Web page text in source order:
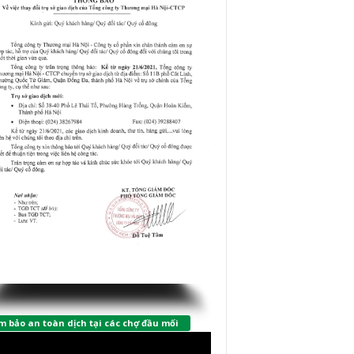
bảo an toàn dịch tại các chợ đầu mối